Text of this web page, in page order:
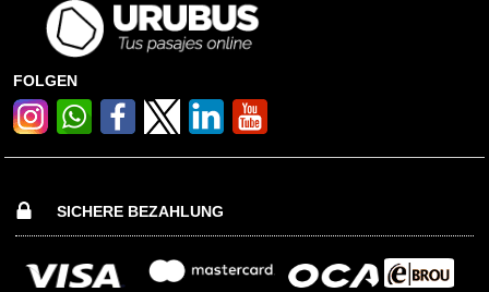
FOLGEN
SICHERE BEZAHLUNG